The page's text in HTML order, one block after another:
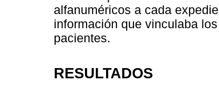
alfanuméricos a cada
información que vinculaba
pacientes.
RESULTADOS